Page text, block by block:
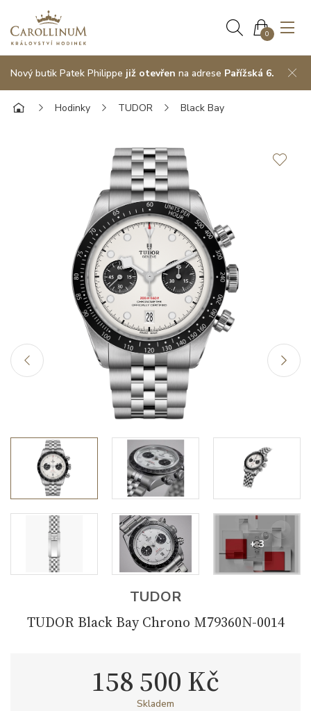
0
Nový butik Patek Philippe již otevřen na adrese Pařížská 6.
Hodinky TUDOR Black Bay
+ 3
TUDOR
TUDOR Black Bay Chrono M79360N-0014
158 500 Kč
Skladem